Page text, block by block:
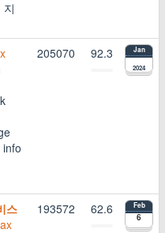
205070 92.3 Jan
2024
스
193572 62.6 Feb
6